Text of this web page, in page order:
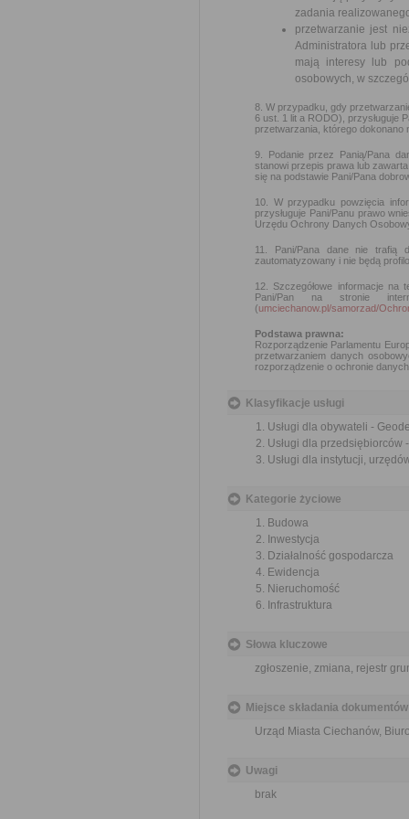
zadania
przetwarzanie jest
Administratora lub
mają interesy lub
osobowych, w
8. W przypadku, gdy
6 ust. 1 lit a RODO), przysługuje
przetwarzania, którego dokonano
9. Podanie przez Panią/Pana
stanowi przepis prawa lub
się na podstawie Pani/Pana
10. W przypadku powzięcia
przysługuje Pani/Panu prawo
Urzędu Ochrony Danych
11. Pani/Pana dane nie trafią
zautomatyzowany i nie będą
12. Szczegółowe informacje na
Pani/Pan na stronie
(umciechanow.pl/samorzad/
Podstawa prawna:
Rozporządzenie Parlamentu
przetwarzaniem danych
rozporządzenie o ochronie
Klasyfikacje usługi
Usługi dla obywateli -
Usługi dla
Usługi dla instytucji,
Kategorie życiowe
Budowa
Inwestycja
Działalność gospodarcza
Ewidencja
Nieruchomość
Infrastruktura
Słowa kluczowe
zgłoszenie, zmiana, rejestr
Miejsce składania dokumentów
Urząd Miasta Ciechanów,
Uwagi
brak